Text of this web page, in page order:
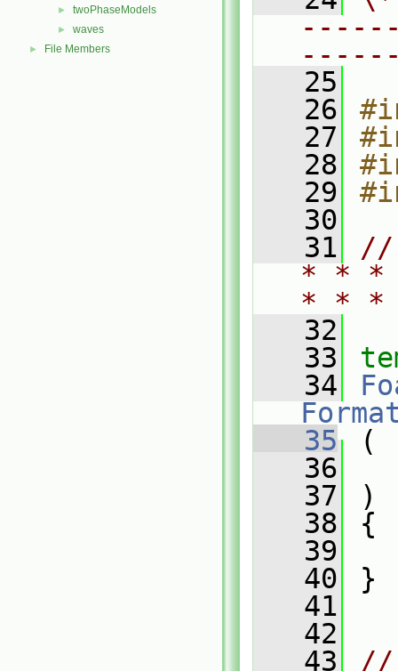
► twoPhaseModels
► waves
► File Members
   25
   26
   27
   28
   29
   30
   31
//
* * *
* *
   32
   33
   34
   35
(
   36
   37
)
   38
{
   39
   40
}
   41
   42
   43
//